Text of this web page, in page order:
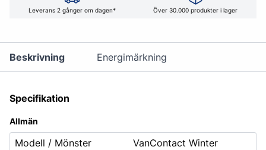
Leverans 2 gånger om dagen* Över 30.000 produkter i lager
Beskrivning Energimärkning
Specifikation
Allmän
Modell / Mönster
VanContact Winter